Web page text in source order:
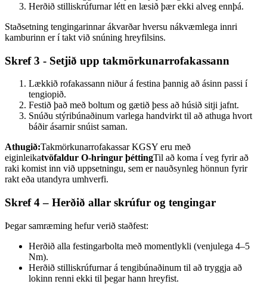
Herðið stilliskrúfurnar létt en læsið þær ekki alveg ennþá.
Staðsetning tengingarinnar ákvarðar hversu nákvæmlega innri
kamburinn er í takt við snúning hreyfilsins.
Skref 3 - Setjið upp takmörkunarrofakassann
Lækkið rofakassann niður á festina þannig að ásinn passi í
tengiopið.
Festið það með boltum og gætið þess að húsið sitji jafnt.
Snúðu stýribúnaðinum varlega handvirkt til að athuga hvort
báðir ásarnir snúist saman.
Athugið:Takmörkunarrofakassar KGSY eru með
eiginleikatvöfaldur O-hringur þéttingTil að koma í veg fyrir að
raki komist inn við uppsetningu, sem er nauðsynleg hönnun fyrir
rakt eða utandyra umhverfi.
Skref 4 – Herðið allar skrúfur og tengingar
Þegar samræming hefur verið staðfest:
Herðið alla festingarbolta með momentlykli (venjulega 4–5
Nm).
Herðið stilliskrúfurnar á tengibúnaðinum til að tryggja að
lokinn renni ekki til þegar hann hreyfist.